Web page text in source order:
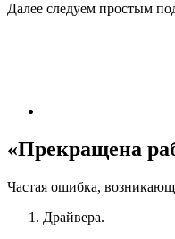
Далее следуем простым
«Прекращена
Частая ошибка,
Драйвера.